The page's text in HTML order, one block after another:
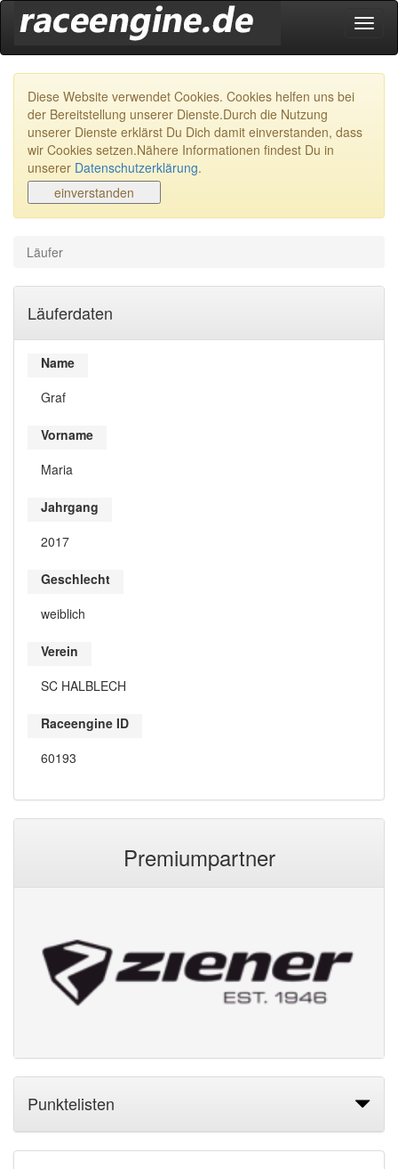
Diese Website verwendet Cookies. Cookies helfen uns bei
der Bereitstellung unserer Dienste.Durch die Nutzung
unserer Dienste erklärst Du Dich damit einverstanden, dass
wir Cookies setzen.Nähere Informationen findest Du in
unserer Datenschutzerklärung.
Läufer
Läuferdaten
Name
Graf
Vorname
Maria
Jahrgang
2017
Geschlecht
weiblich
Verein
SC HALBLECH
Raceengine ID
60193
Premiumpartner
Punktelisten